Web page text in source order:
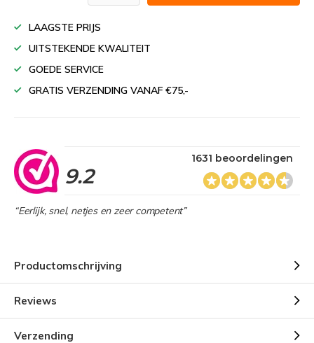
LAAGSTE PRIJS
UITSTEKENDE KWALITEIT
GOEDE SERVICE
GRATIS VERZENDING VANAF €75,-
9.2
1631 beoordelingen
“Eerlijk, snel, netjes en zeer competent”
Productomschrijving
Reviews
Verzending